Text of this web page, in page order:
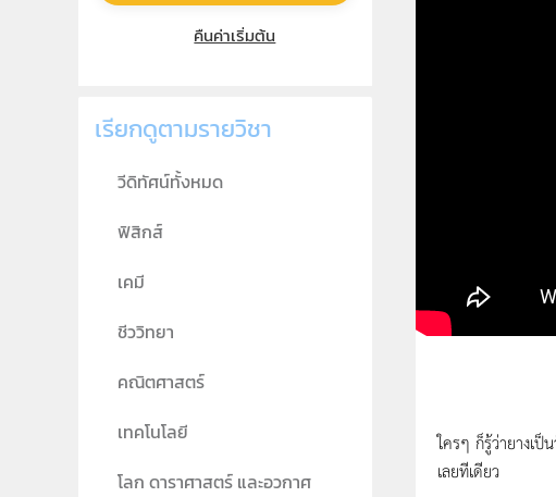
ใครๆ ก็รู้ว่ายางเ
เลยทีเดียว
คืนค่าเริ่มต้น
เรียกดูตามรายวิชา
วีดิทัศน์ทั้งหมด
ฟิสิกส์
เคมี
ชีววิทยา
คณิตศาสตร์
เทคโนโลยี
โลก ดาราศาสตร์ และอวกาศ